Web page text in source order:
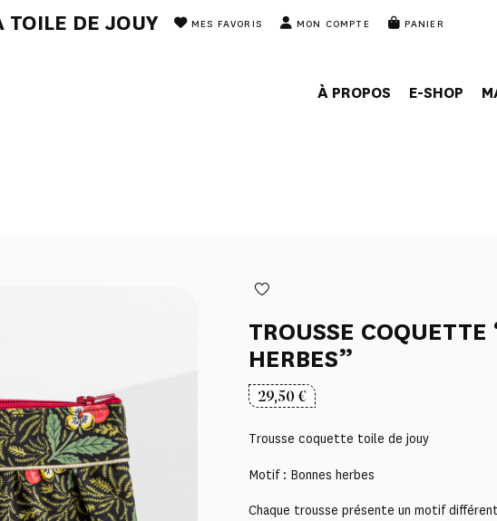
TOILE DE JOUY MES FAVORIS MON COMPTE PANIER
À PROPOS E-SHOP
TROUSSE COQUETTE
HERBES”
29,50€
Trousse coquette toile de jouy
Motif : Bonnes herbes
Chaque trousse présente un motif